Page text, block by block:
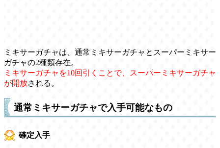
ミキサーガチャは、通常ミキサーガチャとスーパーミキサー
ガチャの2種類存在。
ミキサーガチャを10回引くことで、スーパーミキサーガチャ
が開放される。
通常ミキサーガチャで入手可能なもの
確定入手